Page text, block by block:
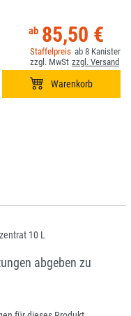
85,50 €
8
10 L
abgeben zu